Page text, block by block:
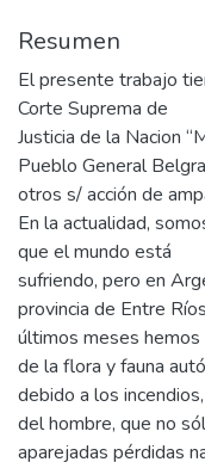
Resumen
El presente trabajo
Corte Suprema de
Justicia de la Nacion
Pueblo General
otros s/ acción de
En la actualidad,
que el mundo está
sufriendo, pero en
provincia de Entre
últimos meses
de la flora y fauna
debido a los
del hombre, que no
aparejadas pérdidas